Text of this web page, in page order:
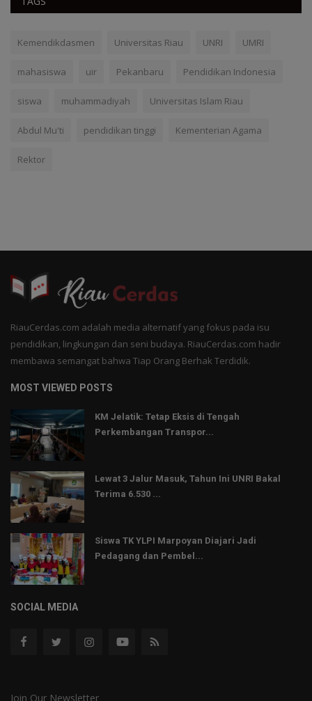
Kemendikdasmen Universitas Riau UNRI UMRI
mahasiswa uir Pekanbaru Pendidikan Indonesia
siswa muhammadiyah Universitas Islam Riau
Abdul Mu'ti pendidikan tinggi Kementerian Agama
Rektor
RiauCerdas.com adalah media alternatif yang fokus pada isu
pendidikan, lingkungan dan seni budaya. RiauCerdas.com hadir
membawa semangat bahwa Tiap Orang Berhak Terdidik.
MOST VIEWED POSTS
KM Jelatik: Tetap Eksis di Tengah
Perkembangan Transpor...
Lewat 3 Jalur Masuk, Tahun Ini UNRI Bakal
Terima 6.530 ...
Siswa TK YLPI Marpoyan Diajari Jadi
Pedagang dan Pembel...
SOCIAL MEDIA
Join Our Newsletter